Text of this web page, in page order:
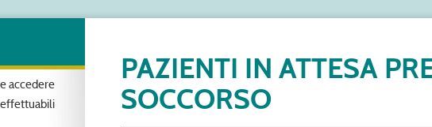
accedere
effettuabili
PAZIENTI IN ATTESA
SOCCORSO